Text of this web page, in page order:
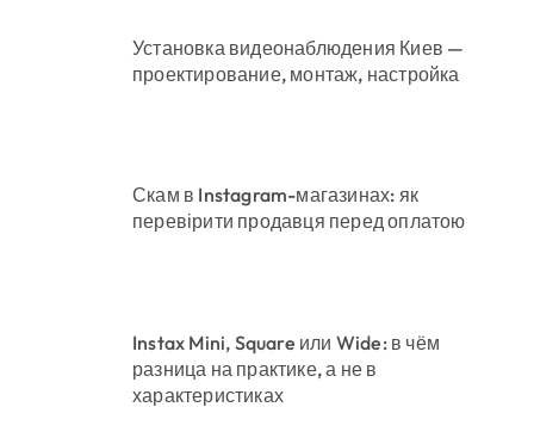
Установка видеонаблюдения Киев —
проектирование, монтаж, настройка
Скам в Instagram-магазинах: як
перевірити продавця перед оплатою
Instax Mini, Square или Wide: в чём
разница на практике, а не в
характеристиках